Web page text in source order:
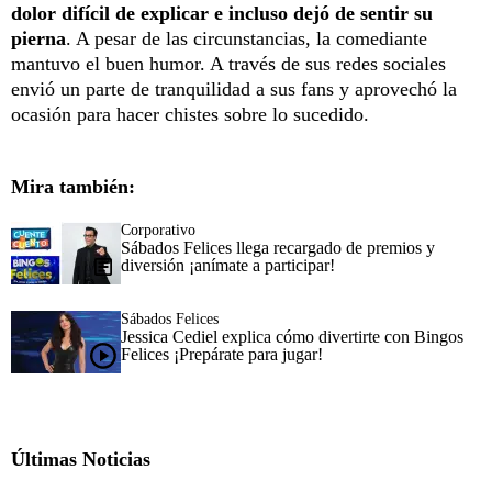
dolor difícil de explicar e incluso dejó de sentir su
pierna. A pesar de las circunstancias, la comediante
mantuvo el buen humor. A través de sus redes sociales
envió un parte de tranquilidad a sus fans y aprovechó la
ocasión para hacer chistes sobre lo sucedido.
Mira también:
Corporativo
Sábados Felices llega recargado de premios y
diversión ¡anímate a participar!
Sábados Felices
Jessica Cediel explica cómo divertirte con Bingos
Felices ¡Prepárate para jugar!
Últimas Noticias